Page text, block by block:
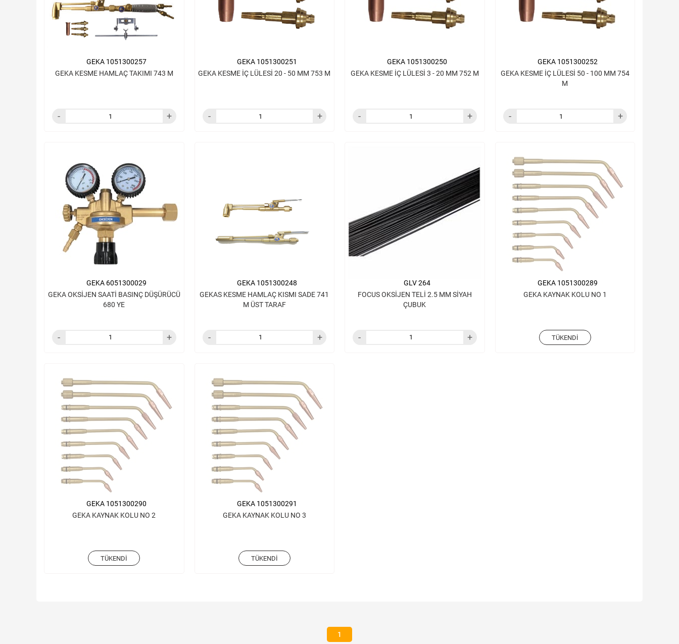
GEKA KESME HAMLAÇ TAKIMI 743 M
GEKA 1051300257
GEKA KESME İÇ LÜLESİ 20 - 50 MM 753 M
GEKA 1051300251
GEKA KESME İÇ LÜLESİ 3 - 20 MM 752 M
GEKA 1051300250
GEKA KESME İÇ LÜLESİ 50 - 100 MM 754
M
GEKA 1051300252
GEKA OKSİJEN SAATİ BASINÇ DÜŞÜRÜCÜ
680 YE
GEKA 6051300029
GEKAS KESME HAMLAÇ KISMI SADE 741
M ÜST TARAF
GEKA 1051300248
FOCUS OKSİJEN TELİ 2.5 MM SİYAH
ÇUBUK
GLV 264
GEKA KAYNAK KOLU NO 1
GEKA 1051300289
TÜKENDI
GEKA KAYNAK KOLU NO 2
GEKA 1051300290
TÜKENDI
GEKA KAYNAK KOLU NO 3
GEKA 1051300291
TÜKENDI
1